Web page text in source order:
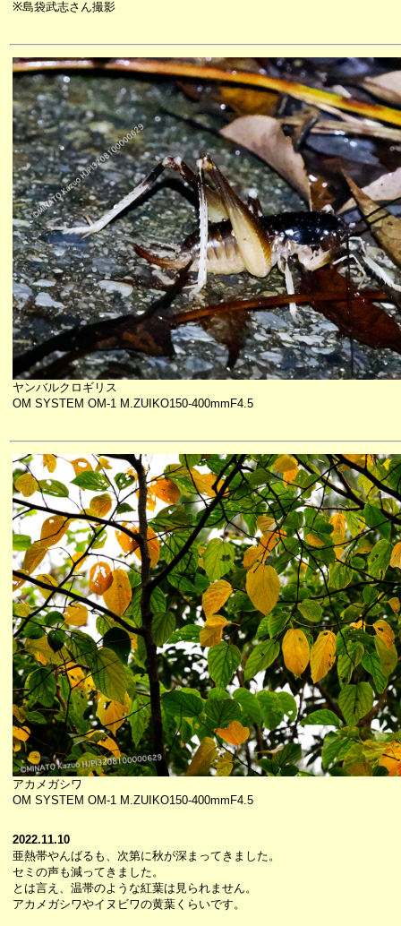
※島袋武志さん撮影
ヤンバルクロギリス
OM SYSTEM OM-1 M.ZUIKO150-400mmF4.5
アカメガシワ
OM SYSTEM OM-1 M.ZUIKO150-400mmF4.5
2022.11.10
亜熱帯やんばるも、次第に秋が深まってきました。
セミの声も減ってきました。
とは言え、温帯のような紅葉は見られません。
アカメガシワやイヌビワの黄葉くらいです。